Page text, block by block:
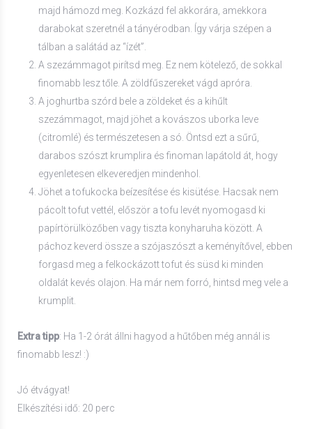
majd hámozd meg. Kozkázd fel akkorára, amekkora
darabokat szeretnél a tányérodban. Így várja szépen a
tálban a salátád az “ízét”.
A szezámmagot pirítsd meg. Ez nem kötelező, de sokkal
finomabb lesz tőle. A zöldfűszereket vágd apróra.
A joghurtba szórd bele a zöldeket és a kihűlt
szezámmagot, majd jöhet a kovászos uborka leve
(citromlé) és természetesen a só. Öntsd ezt a sűrű,
darabos szószt krumplira és finoman lapátold át, hogy
egyenletesen elkeveredjen mindenhol.
Jöhet a tofukocka beízesítése és kisütése. Hacsak nem
pácolt tofut vettél, először a tofu levét nyomogasd ki
papírtörülközőben vagy tiszta konyharuha között. A
páchoz keverd össze a szójaszószt a keményítővel, ebben
forgasd meg a felkockázott tofut és süsd ki minden
oldalát kevés olajon. Ha már nem forró, hintsd meg vele a
krumplit.
Extra tipp: Ha 1-2 órát állni hagyod a hűtőben még annál is
finomabb lesz! :)
Jó étvágyat!
Elkészítési idő: 20 perc